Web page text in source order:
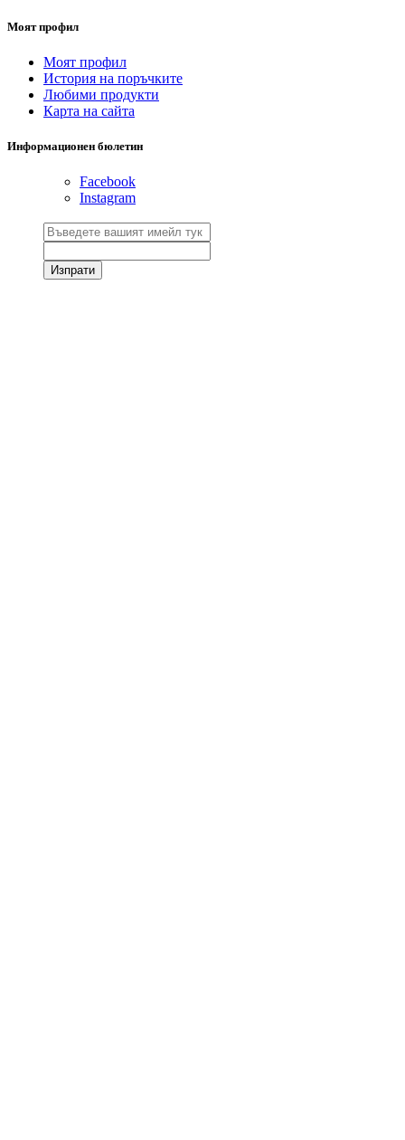
Моят профил
Моят профил
История на поръчките
Любими продукти
Карта на сайта
Информационен бюлетин
Facebook
Instagram